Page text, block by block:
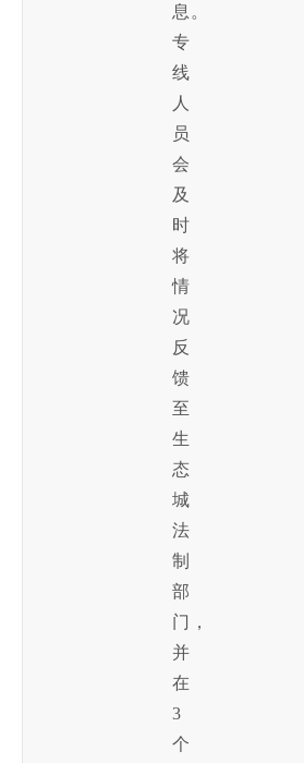
息。
专
线
人
员
会
及
时
将
情
况
反
馈
至
生
态
城
法
制
部
门，
并
在
3
个